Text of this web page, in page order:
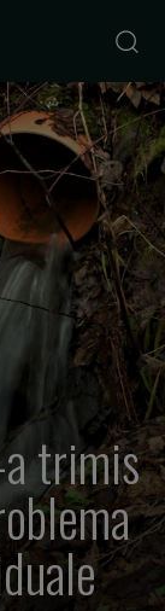
trimis